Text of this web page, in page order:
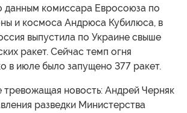
данным комиссара Евросоюза по
и космоса Андрюса Кубилюса, в
выпустила по Украине свыше
ракет. Сейчас темп огня
в июле было запущено 377 ракет.
тревожащая новость: Андрей Черняк
разведки Министерства